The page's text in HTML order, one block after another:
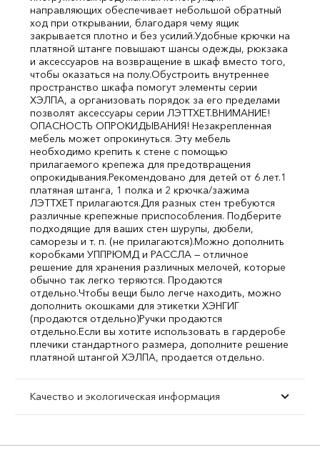
направляющих обеспечивает небольшой обратный
ход при открывании, благодаря чему ящик
закрывается плотно и без усилий.Удобные крючки на
платяной штанге повышают шансы одежды, рюкзака
и аксессуаров на возвращение в шкаф вместо того,
чтобы оказаться на полу.Обустроить внутреннее
пространство шкафа помогут элементы серии
ХЭЛПА, а организовать порядок за его пределами
позволят аксессуары серии ЛЭТТХЕТ.ВНИМАНИЕ!
ОПАСНОСТЬ ОПРОКИДЫВАНИЯ! Незакрепленная
мебель может опрокинуться. Эту мебель
необходимо крепить к стене с помощью
прилагаемого крепежа для предотвращения
опрокидывания.Рекомендовано для детей от 6 лет.1
платяная штанга, 1 полка и 2 крючка/зажима
ЛЭТТХЕТ прилагаются.Для разных стен требуются
различные крепежные приспособления. Подберите
подходящие для ваших стен шурупы, дюбели,
саморезы и т. п. (не прилагаются).Можно дополнить
коробками УППРЮМД и РАССЛА — отличное
решение для хранения различных мелочей, которые
обычно так легко теряются. Продаются
отдельно.Чтобы вещи было легче находить, можно
дополнить окошками для этикетки ХЭНГИГ
(продаются отдельно)Ручки продаются
отдельно.Если вы хотите использовать в гардеробе
плечики стандартного размера, дополните решение
платяной штангой ХЭЛПА, продается отдельно.
Качество и экологическая информация